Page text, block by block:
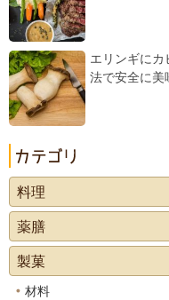
エリンギにカ
法で安全に美
料理
薬膳
製菓
材料